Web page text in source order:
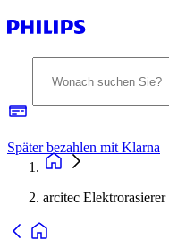
Später bezahlen mit Klarna
arcitec Elektrorasierer